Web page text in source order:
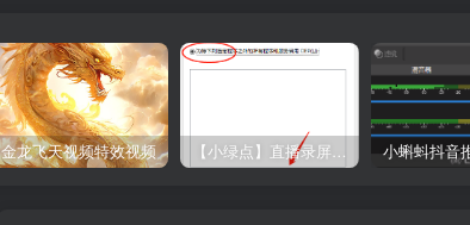
金龙飞天视频特效视频 【小绿点】直播录屏软件 支持抖音快手直播屏幕高清录制